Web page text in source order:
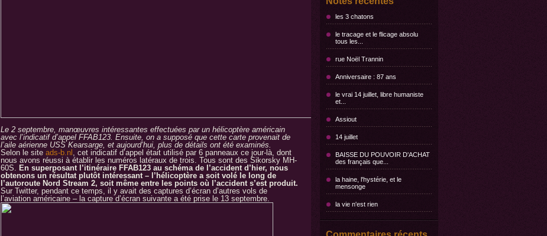
les 3 chatons
le tracage et le flicage absolu
tous les...
rue Noël Trannin
Anniversaire : 87 ans
le vrai 14 juillet, libre humaniste
et...
Assiout
14 juillet
BAISSE DU POUVOIR D'ACHAT
des français que...
la haine, l'hystérie, et le
mensonge
la vie n'est rien
Le 2 septembre, manœuvres intéressantes effectuées par un hélicoptère américain
avec l’indicatif d’appel FFAB123. Ensuite, on a supposé que cette carte provenait de
l’aile aérienne USS Kearsarge, et aujourd’hui, plus de détails ont été examinés.
Selon le site ads-b.nl , cet indicatif d’appel était utilisé par 6 panneaux ce jour-là, dont
nous avons réussi à établir les numéros latéraux de trois. Tous sont des Sikorsky MH-
60S. En superposant l’itinéraire FFAB123 au schéma de l’accident d’hier, nous
obtenons un résultat plutôt intéressant – l’hélicoptère a soit volé le long de
l’autoroute Nord Stream 2, soit même entre les points où l’accident s’est produit.
Sur Twitter, pendant ce temps, il y avait des captures d’écran d’autres vols de
l’aviation américaine – la capture d’écran suivante a été prise le 13 septembre.